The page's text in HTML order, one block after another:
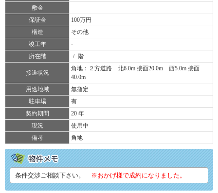
敷金
保証金
100万円
構造
その他
竣工年
-
所在階
-/- 階
接道状況
角地：２方道路 北6.0m 接面20.0m 西5.0m 接面
40.0m
用途地域
無指定
駐車場
有
契約期間
20 年
現況
使用中
備考
角地
条件交渉ご相談下さい。 ※おかげ様で成約になりました。